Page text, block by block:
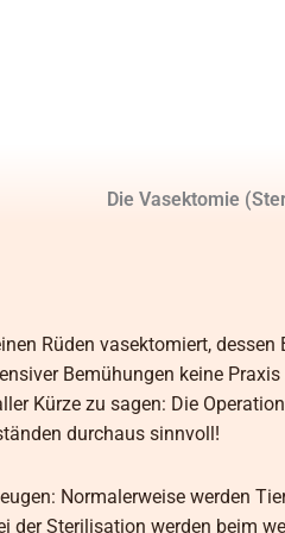
Die Vasektomie
Rüden vasektomiert,
Bemühungen keine
Kürze zu sagen: Die
durchaus sinnvoll!
Normalerweise werden
der Sterilisation werden beim